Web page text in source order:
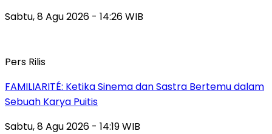
Sabtu, 8 Agu 2026 - 14:26 WIB
Pers Rilis
FAMILIARITÉ: Ketika Sinema dan Sastra Bertemu dalam
Sebuah Karya Puitis
Sabtu, 8 Agu 2026 - 14:19 WIB